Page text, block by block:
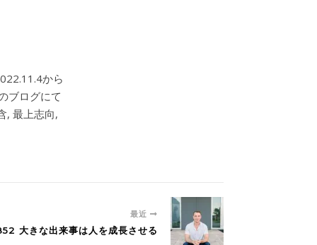
から
ブログにて
, 最上志向,
最近
大きな出来事は人を成長させる